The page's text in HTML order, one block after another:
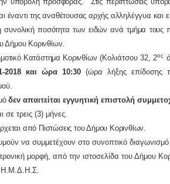
έναντι της αναθέτουσας αρχής αλληλέγγυα και
ποσότητα των ειδών ανά τμήμα τους
Δήμου Κορινθίων.
Κατάστημα Κορινθίων (Κολιάτσου 32, 2ος
2018 και ώρα 10:30(ώρα λήξης επίδοσης
δεν απαιτείται εγγυητική επιστολή
σε τρεις (3) μήνες.
από Πιστώσεις του Δήμου Κορινθίων.
να συμμετέχουν στο συνοπτικό
μορφή, από την ιστοσελίδα του Δήμου